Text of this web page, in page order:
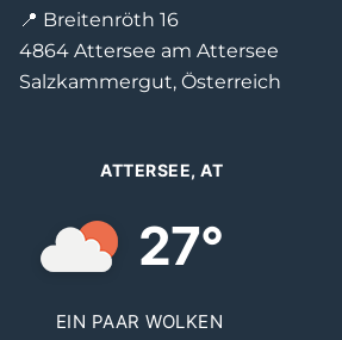
📍 Breitenröth 16
4864 Attersee am Attersee
Salzkammergut, Österreich
ATTERSEE, AT
27°
EIN PAAR WOLKEN